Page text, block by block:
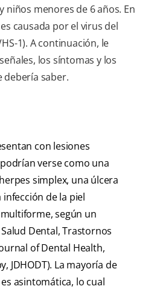
niños menores de 6 años. En
causada por el virus del
1). A continuación, le
los síntomas y los
saber.
con lesiones
verse como una
simplex, una úlcera
infección de la piel
según un
Dental, Trastornos
of Dental Health,
JDHODT). La mayoría de
asintomática, lo cual